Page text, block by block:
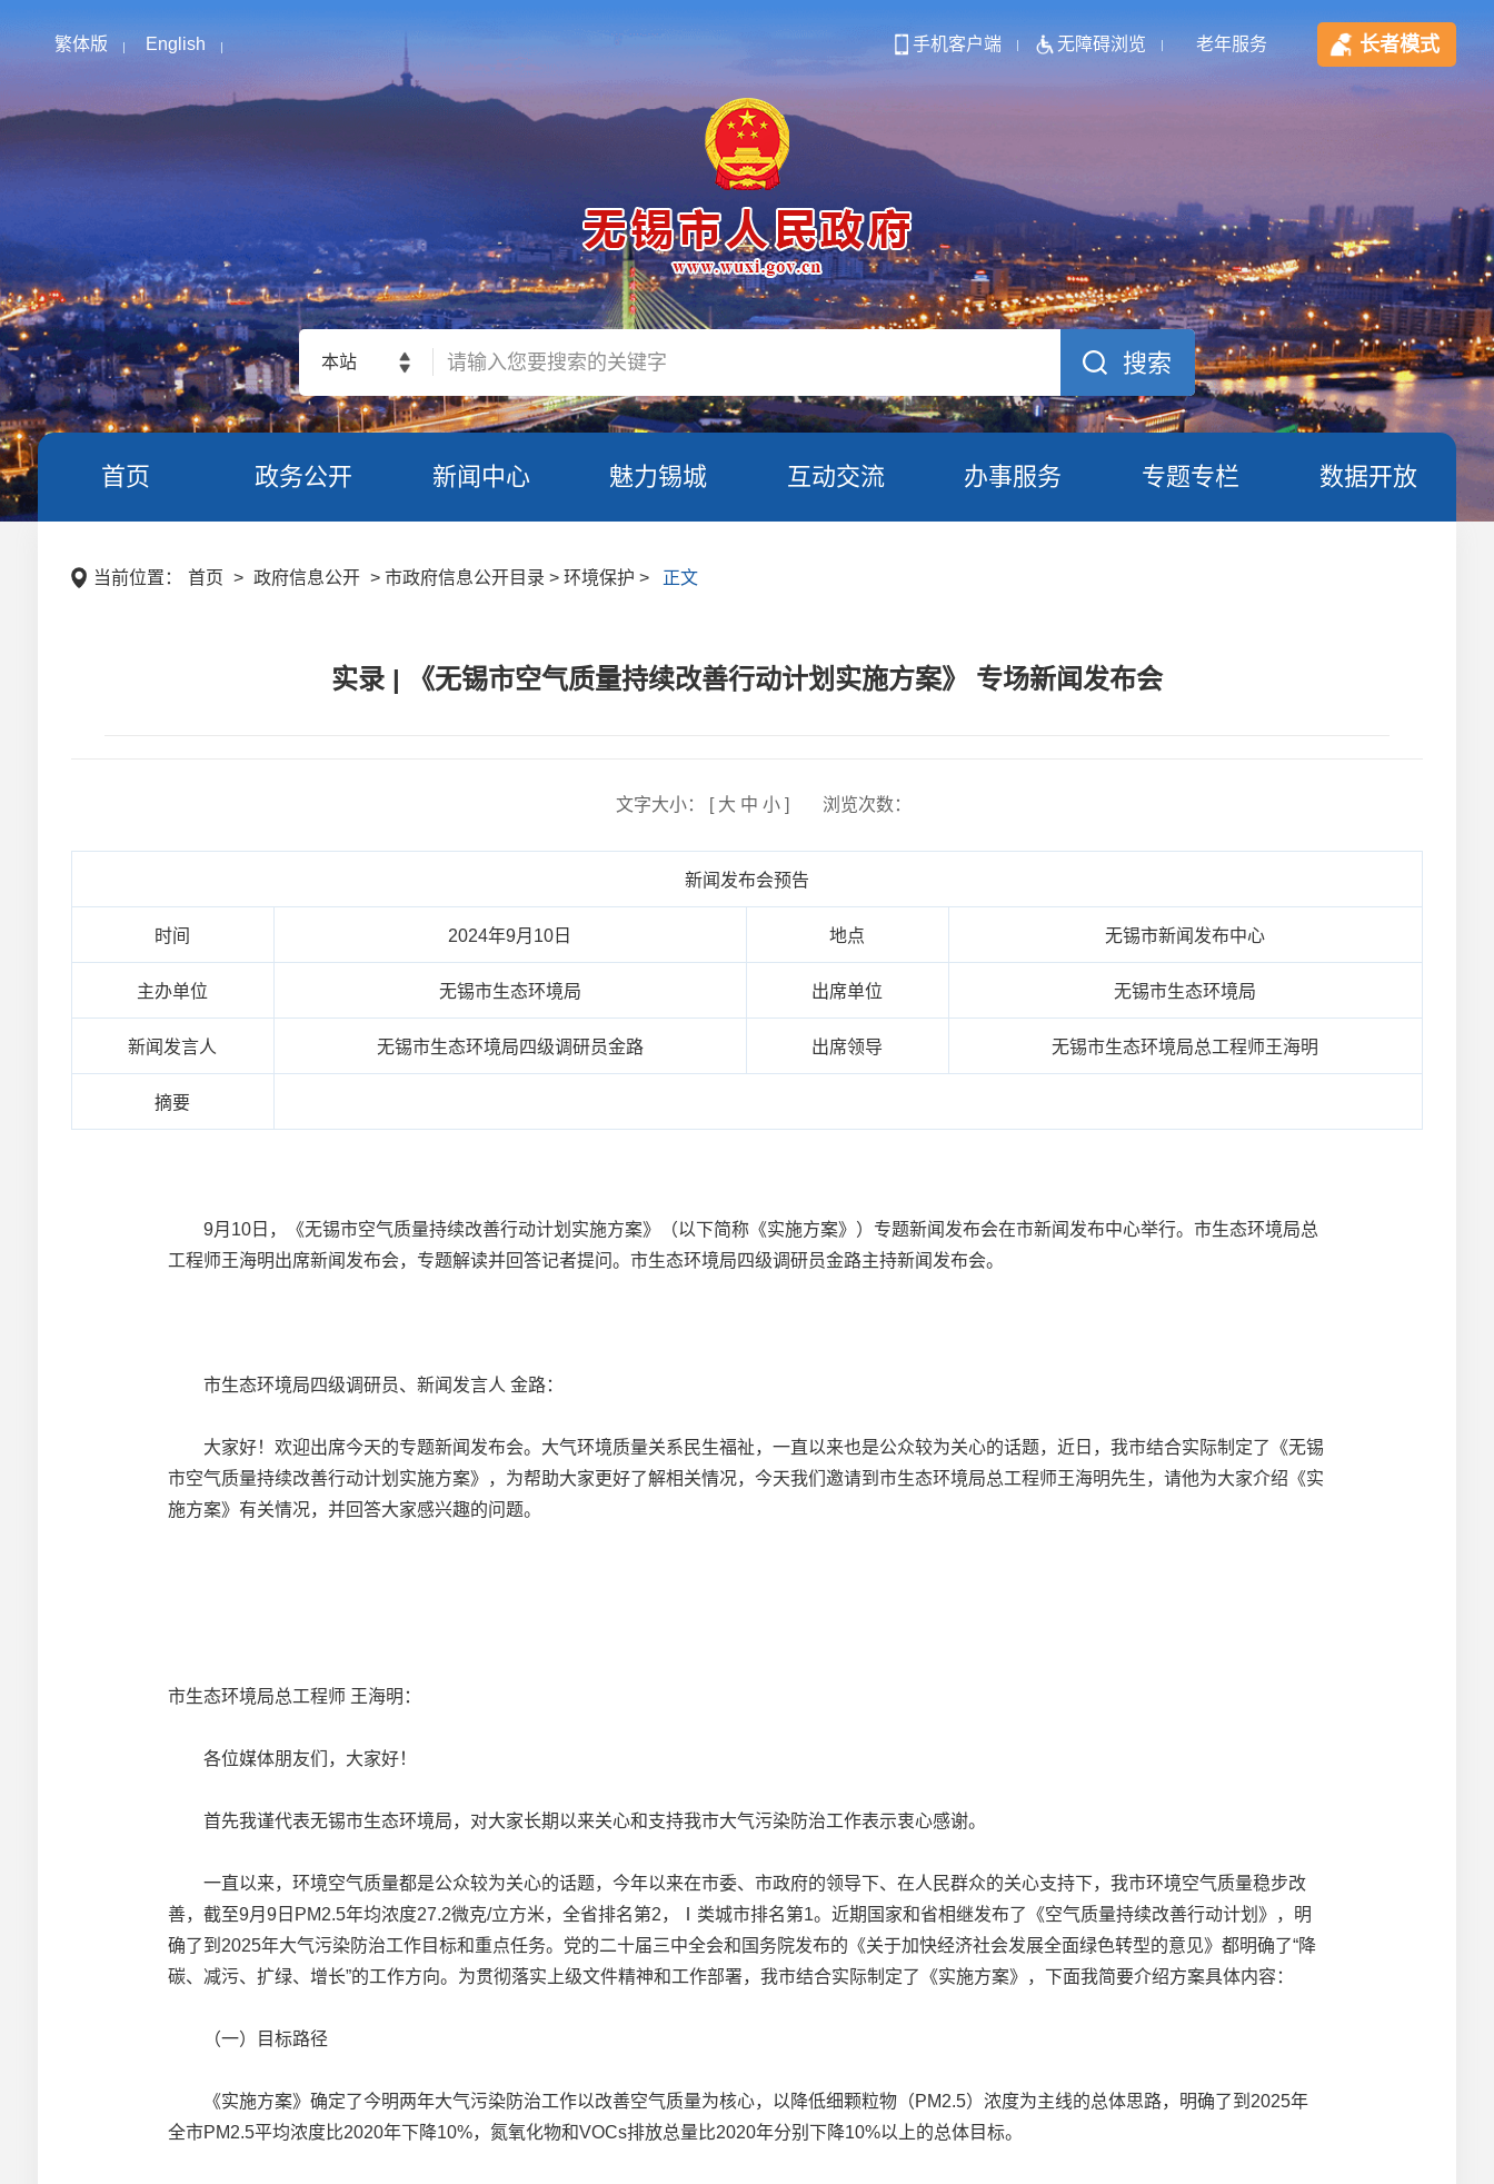
繁体版 English 手机客户端 无障碍浏览 老年服务 长者模式
本站
首页 政务公开 新闻中心 魅力锡城 互动交流 办事服务 专题专栏 数据开放
当前位置： 首页 > 政府信息公开 > 市政府信息公开目录 > 环境保护 > 正文
实录 | 《无锡市空气质量持续改善行动计划实施方案》 专场新闻发布会
文字大小： [ 大 中 小] 浏览次数：
新闻发布会预告
时间 2024年9月10日 地点 无锡市新闻发布中心
主办单位 无锡市生态环境局 出席单位 无锡市生态环境局
新闻发言人 无锡市生态环境局四级调研员金路 出席领导 无锡市生态环境局总工程师王海明
摘要
9月10日，《无锡市空气质量持续改善行动计划实施方案》（以下简称《实施方案》）专题新闻发布会在市新闻发布中心举行。市生态环境局总
工程师王海明出席新闻发布会，专题解读并回答记者提问。市生态环境局四级调研员金路主持新闻发布会。
市生态环境局四级调研员、新闻发言人 金路：
大家好！欢迎出席今天的专题新闻发布会。大气环境质量关系民生福祉，一直以来也是公众较为关心的话题，近日，我市结合实际制定了《无锡
市空气质量持续改善行动计划实施方案》，为帮助大家更好了解相关情况，今天我们邀请到市生态环境局总工程师王海明先生，请他为大家介绍《实
施方案》有关情况，并回答大家感兴趣的问题。
市生态环境局总工程师 王海明：
各位媒体朋友们，大家好！
首先我谨代表无锡市生态环境局，对大家长期以来关心和支持我市大气污染防治工作表示衷心感谢。
一直以来，环境空气质量都是公众较为关心的话题，今年以来在市委、市政府的领导下、在人民群众的关心支持下，我市环境空气质量稳步改
善，截至9月9日PM2.5年均浓度27.2微克/立方米，全省排名第2，Ⅰ类城市排名第1。近期国家和省相继发布了《空气质量持续改善行动计划》，明
确了到2025年大气污染防治工作目标和重点任务。党的二十届三中全会和国务院发布的《关于加快经济社会发展全面绿色转型的意见》都明确了“降
碳、减污、扩绿、增长”的工作方向。为贯彻落实上级文件精神和工作部署，我市结合实际制定了《实施方案》，下面我简要介绍方案具体内容：
（一）目标路径
《实施方案》确定了今明两年大气污染防治工作以改善空气质量为核心，以降低细颗粒物（PM2.5）浓度为主线的总体思路，明确了到2025年
全市PM2.5平均浓度比2020年下降10%，氮氧化物和VOCs排放总量比2020年分别下降10%以上的总体目标。